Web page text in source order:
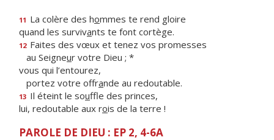
11 La colère des hommes te rend gloire
quand les survivants te font cortège.
12 Faites des vœux et tenez vos promesses
au Seigneur votre Dieu ; *
vous qui l’entourez,
portez votre offrande au redoutable.
13 Il éteint le souffle des princes,
lui, redoutable aux rois de la terre !
PAROLE DE DIEU : EP 2, 4-6A